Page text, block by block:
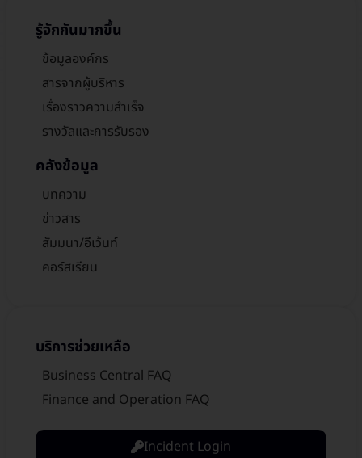
รู้จักกันมากขึ้น
ข้อมูลองค์กร
สารจากผู้บริหาร
เรื่องราวความสำเร็จ
รางวัลและการรับรอง
คลังข้อมูล
บทความ
ข่าวสาร
สัมมนา/อีเว้นท์
คอร์สเรียน
บริการช่วยเหลือ
Business Central FAQ
Finance and Operation FAQ
Incident Login